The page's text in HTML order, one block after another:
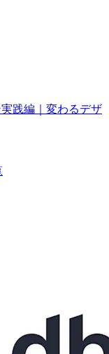
践編｜変わるデザ